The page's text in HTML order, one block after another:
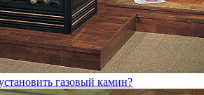
газовый камин?